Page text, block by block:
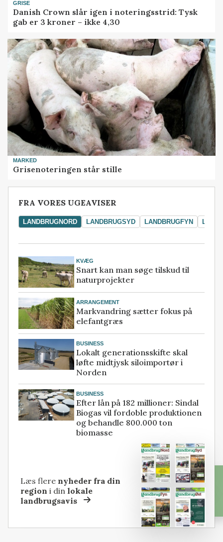
GRISE
Danish Crown slår igen i noteringsstrid: Tysk
gab er 3 kroner – ikke 4,30
MARKED
Grisenoteringen står stille
FRA VORES UGEAVISER
LANDBRUGNORD LANDBRUGSYD LANDBRUGFYN
KVÆG
Snart kan man søge tilskud til
naturprojekter
ARRANGEMENT
Markvandring sætter fokus på
elefantgræs
BUSINESS
Lokalt generationsskifte skal
løfte midtjysk siloimportør i
Norden
BUSINESS
Efter lån på 182 millioner: Sindal
Biogas vil fordoble produktionen
og behandle 800.000 ton
biomasse
Læs flere nyheder fra din
region i dinlokale
landbrugsavis